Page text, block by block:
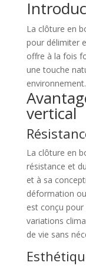
La clôture en
pour délimiter
offre à la fois
une touche
environnement.
vertical
La clôture en
résistance et
et à sa
déformation
est conçu
variations
de vie sans